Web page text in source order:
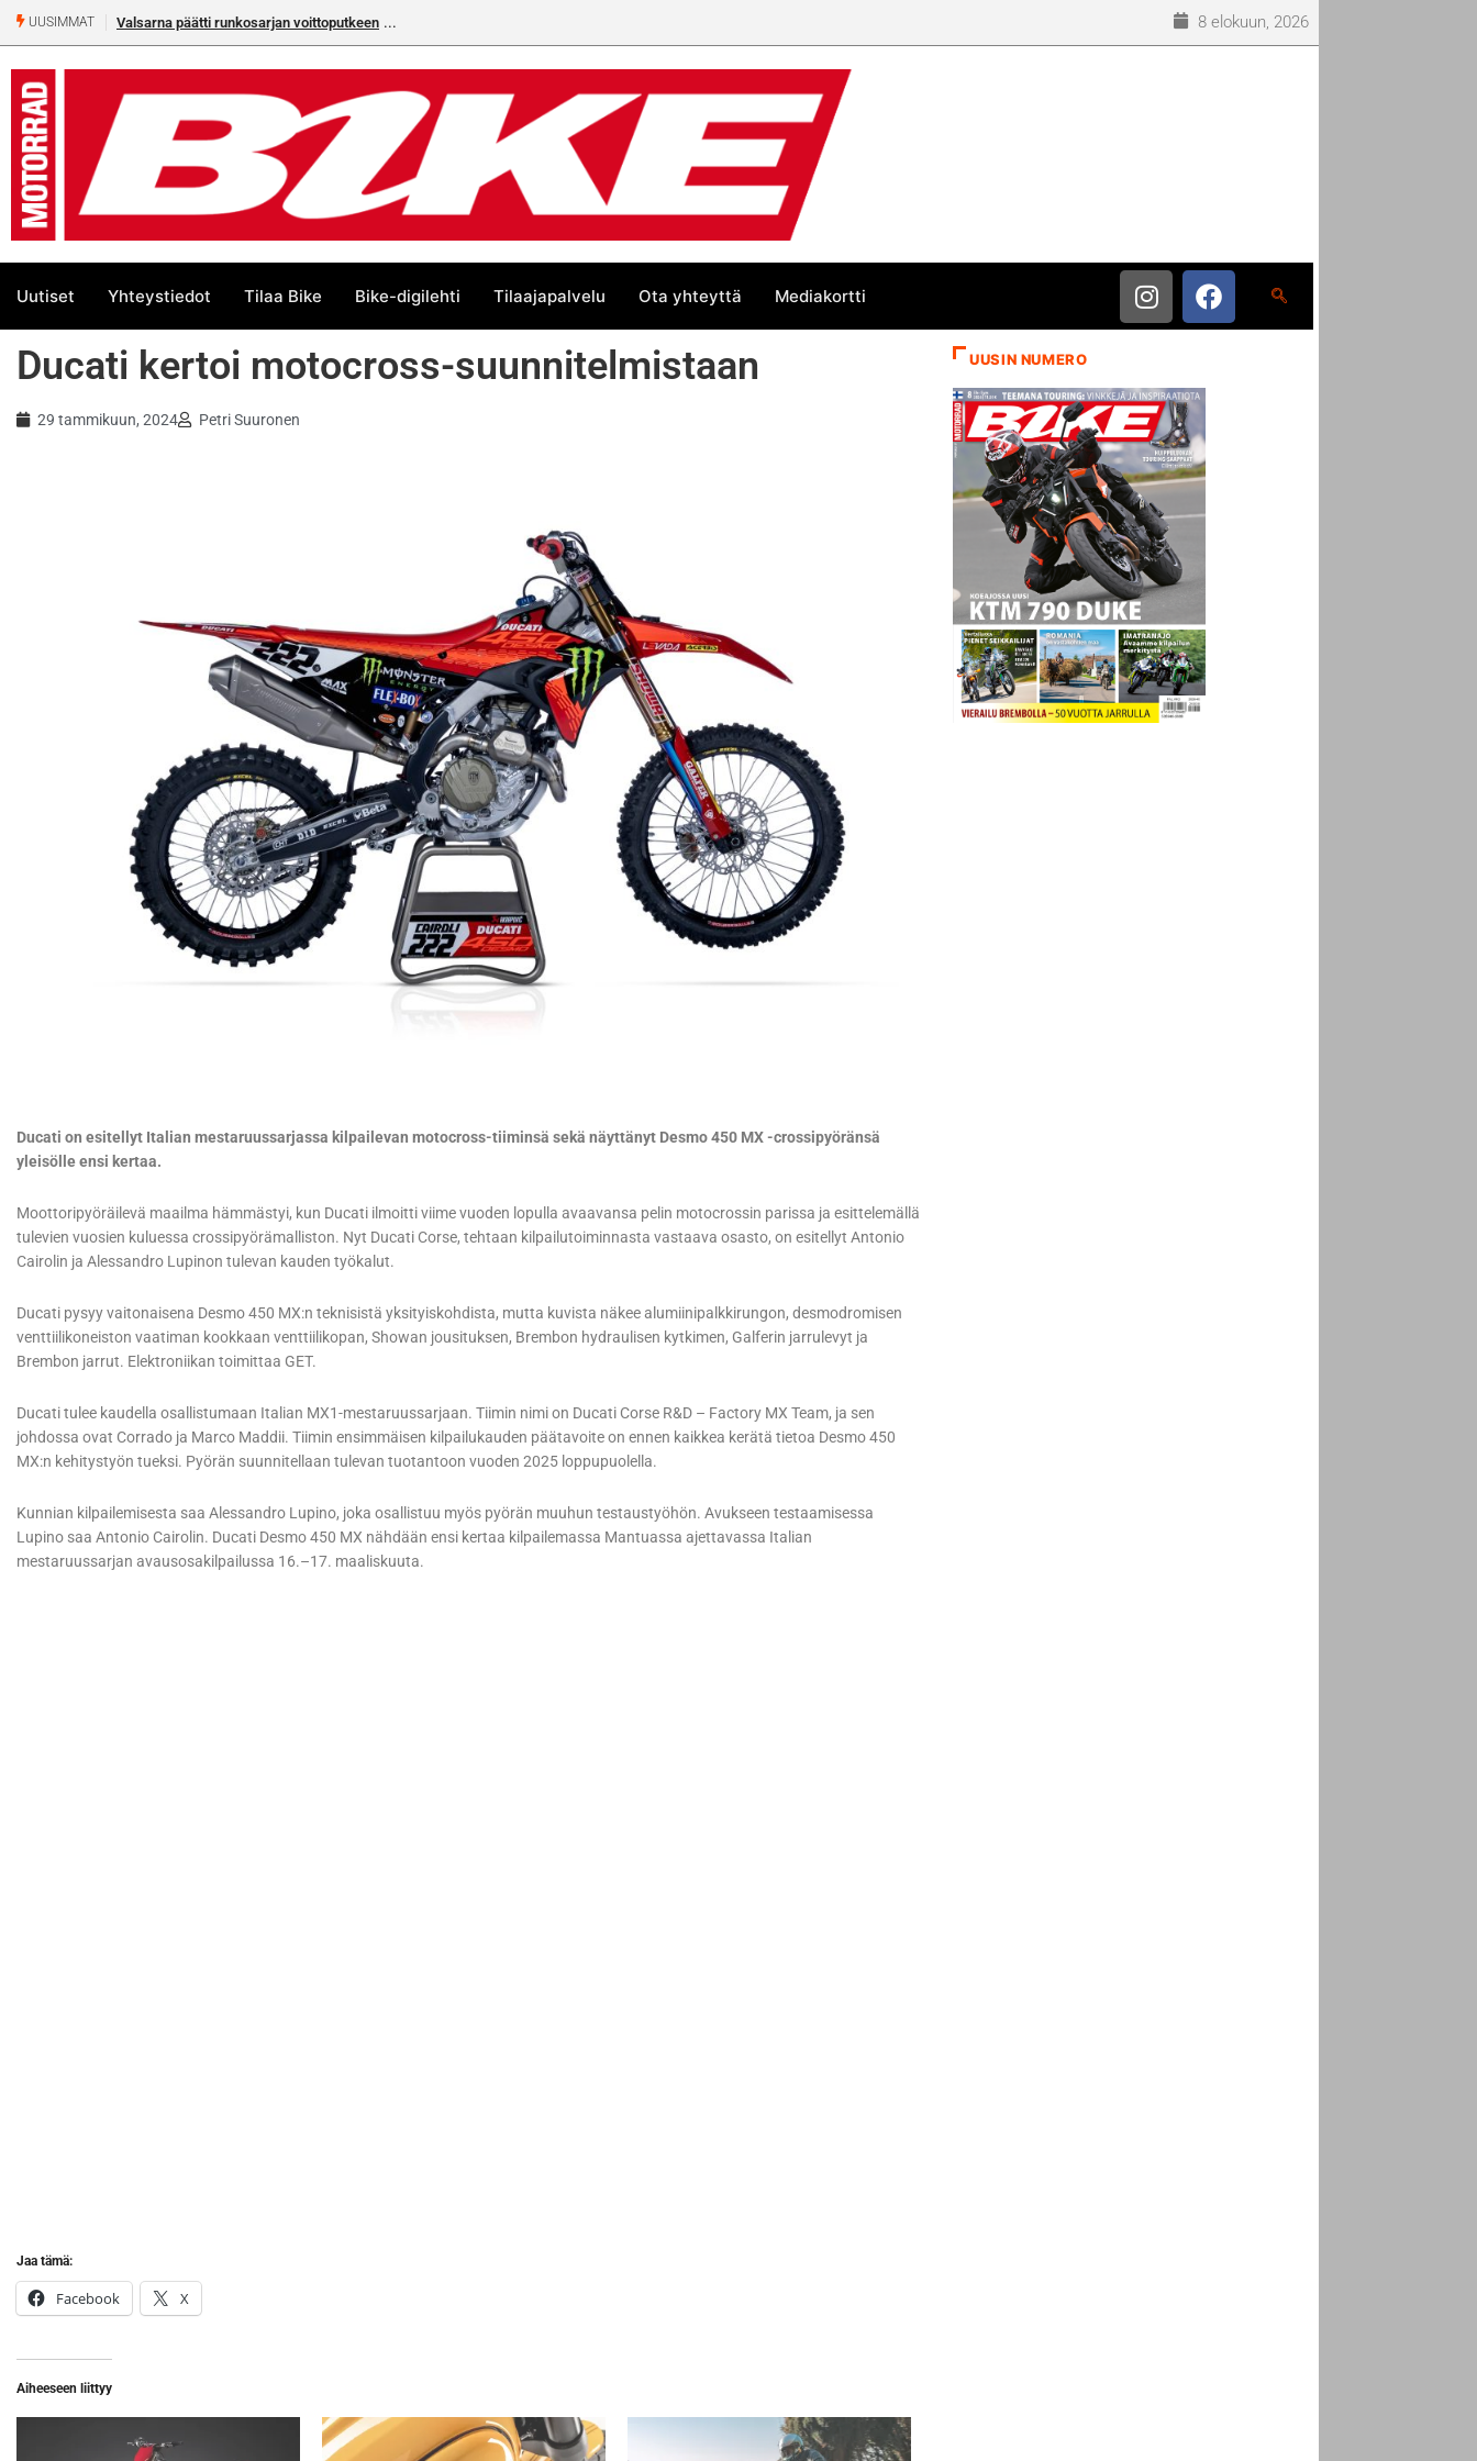
UUSIMMAT Valsarna päätti runkosarjan voittoputkeen
numeroa!
8 elokuun, 2026
Uutiset Yhteystiedot Tilaa Bike Bike-digilehti Tilaajapalvelu Ota yhteyttä Mediakortti
Ducati kertoi motocross-suunnitelmistaan
29 tammikuun, 2024 Petri Suuronen
Ducati on esitellyt Italian mestaruussarjassa kilpailevan motocross-tiiminsä sekä näyttänyt Desmo 450 MX -crossipyöränsä
yleisölle ensi kertaa.
Moottoripyöräilevä maailma hämmästyi, kun Ducati ilmoitti viime vuoden lopulla avaavansa pelin motocrossin parissa ja esittelemällä
tulevien vuosien kuluessa crossipyörämalliston. Nyt Ducati Corse, tehtaan kilpailutoiminnasta vastaava osasto, on esitellyt Antonio
Cairolin ja Alessandro Lupinon tulevan kauden työkalut.
Ducati pysyy vaitonaisena Desmo 450 MX:n teknisistä yksityiskohdista, mutta kuvista näkee alumiinipalkkirungon, desmodromisen
venttiilikoneiston vaatiman kookkaan venttiilikopan, Showan jousituksen, Brembon hydraulisen kytkimen, Galferin jarrulevyt ja
Brembon jarrut. Elektroniikan toimittaa GET.
Ducati tulee kaudella osallistumaan Italian MX1-mestaruussarjaan. Tiimin nimi on Ducati Corse R&D – Factory MX Team, ja sen
johdossa ovat Corrado ja Marco Maddii. Tiimin ensimmäisen kilpailukauden päätavoite on ennen kaikkea kerätä tietoa Desmo 450
MX:n kehitystyön tueksi. Pyörän suunnitellaan tulevan tuotantoon vuoden 2025 loppupuolella.
Kunnian kilpailemisesta saa Alessandro Lupino, joka osallistuu myös pyörän muuhun testaustyöhön. Avukseen testaamisessa
Lupino saa Antonio Cairolin. Ducati Desmo 450 MX nähdään ensi kertaa kilpailemassa Mantuassa ajettavassa Italian
mestaruussarjan avausosakilpailussa 16.–17. maaliskuuta.
Jaa tämä:
Facebook X
Aiheeseen liittyy
UUSIN NUMERO